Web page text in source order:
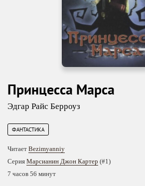
Принцесса Марса
Эдгар Райс Берроуз
ФАНТАСТИКА
Читает Bezimyanniy
Серия Марсианин Джон Картер (#1)
7 часов 56 минут